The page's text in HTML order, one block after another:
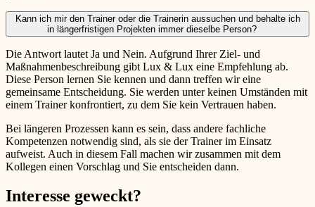
Kann ich mir den Trainer oder die Trainerin aussuchen und behalte ich
in längerfristigen Projekten immer dieselbe Person?
Die Antwort lautet Ja und Nein. Aufgrund Ihrer Ziel- und
Maßnahmenbeschreibung gibt Lux & Lux eine Empfehlung ab.
Diese Person lernen Sie kennen und dann treffen wir eine
gemeinsame Entscheidung. Sie werden unter keinen Umständen mit
einem Trainer konfrontiert, zu dem Sie kein Vertrauen haben.
Bei längeren Prozessen kann es sein, dass andere fachliche
Kompetenzen notwendig sind, als sie der Trainer im Einsatz
aufweist. Auch in diesem Fall machen wir zusammen mit dem
Kollegen einen Vorschlag und Sie entscheiden dann.
Interesse geweckt?